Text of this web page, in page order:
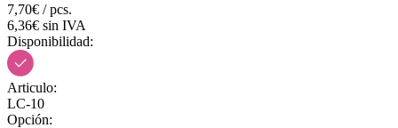
7,70€ / pcs.
6,36€ sin IVA
Disponibilidad:
Articulo:
LC-10
Opción: